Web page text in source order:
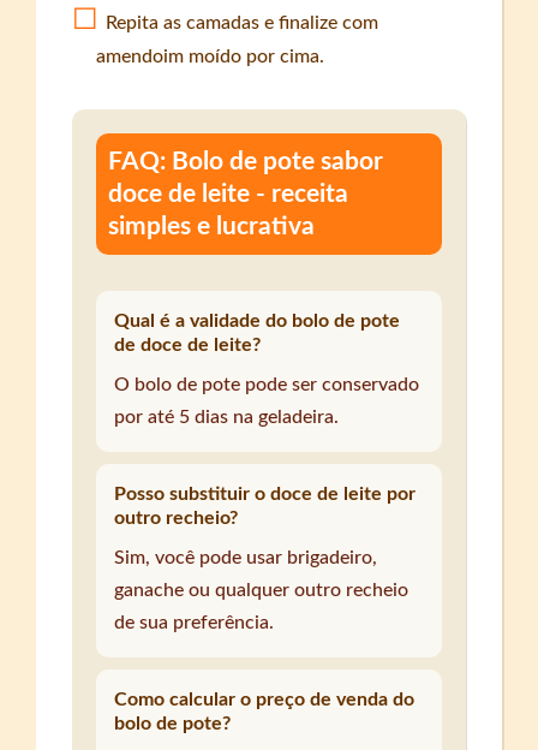
Repita as camadas e finalize com
amendoim moído por cima.
FAQ: Bolo de pote sabor
doce de leite - receita
simples e lucrativa
Qual é a validade do bolo de pote
de doce de leite?
O bolo de pote pode ser conservado
por até 5 dias na geladeira.
Posso substituir o doce de leite por
outro recheio?
Sim, você pode usar brigadeiro,
ganache ou qualquer outro recheio
de sua preferência.
Como calcular o preço de venda do
bolo de pote?